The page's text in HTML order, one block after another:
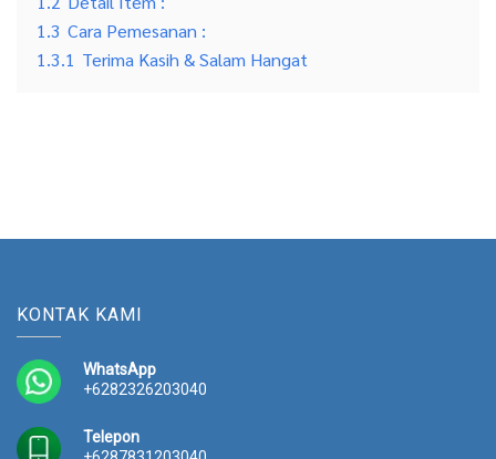
1.3 Cara Pemesanan :
1.3.1 Terima Kasih & Salam Hangat
KONTAK KAMI
WhatsApp
+6282326203040
Telepon